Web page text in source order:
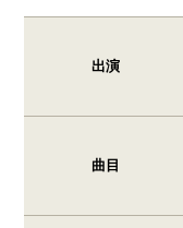
出演
曲目